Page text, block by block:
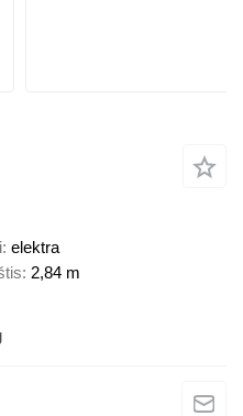
elektra
2,84 m